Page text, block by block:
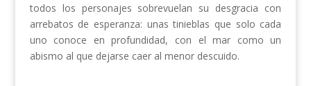
todos los personajes sobrevuelan su desgracia con
arrebatos de esperanza: unas tinieblas que solo cada
uno conoce en profundidad, con el mar como un
abismo al que dejarse caer al menor descuido.